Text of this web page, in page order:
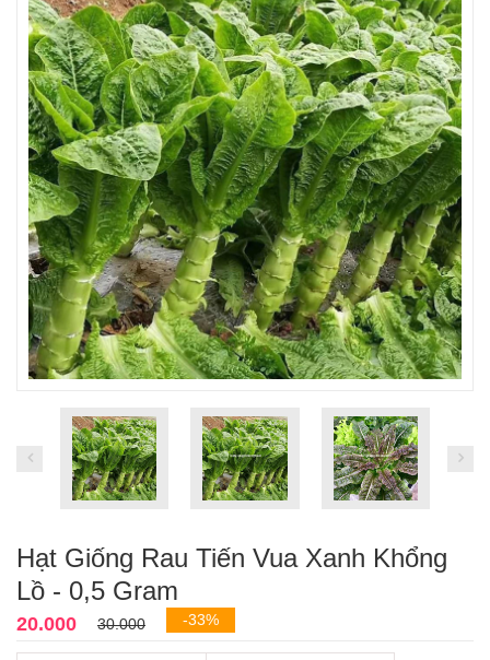
Hạt Giống Rau Tiến Vua Xanh Khổng
Lồ - 0,5 Gram
20.000 30.000 -33%